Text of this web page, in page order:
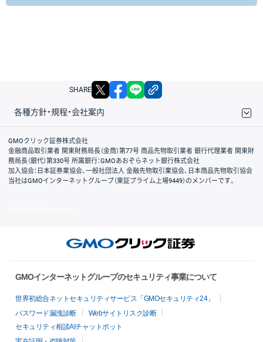
SHARE X facebook
各種方針・規程・会社案内
取引規程・約款
サイトマップ
その他のご案内
個人情報保護方針
最良執行方針
サイトのご利用について
ディスクレイマー
信託保全
リスク説明
会社案内
GMOクリック証券株式会社
金融商品取引業者 関東財務局長（金商）第77号 商品先物取引業者 銀行代理業者 関東財
務局長（銀代）第330号 所属銀行：GMOあおぞらネット銀行株式会社
加入協会：日本証券業協会、一般社団法人 金融先物取引業協会、日本商品先物取引協会
当社はGMOインターネットグループ（東証プライム上場9449）のメンバーです。
GMOインターネットグループのセキュリティ事業について
世界初総合ネットセキュリティサービス「GMOセキュリティ24」
パスワード漏洩診断
Webサイトリスク診断
セキュリティ相談AIチャットボット